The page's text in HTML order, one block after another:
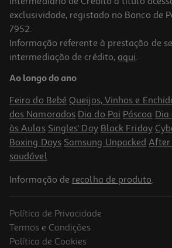
Livro Diário De Um Gato De Mayumi Nagano
15.93 €/un
PVP de editor
15,93 €
-10%
exclusividade, registado no Banco de
7952.
Informação referente à prestação de
intermediação de crédito, aqui.
Ao longo do ano
Feira do Bebé Queijos, Vinhos e
dos Namorados Dia do Pai Páscoa Dia
às Aulas Singles' Day Black Friday
Boxing Days Samsung Unpacked After
saudável
Informação de recolha de produto.
Política de Privacidade
Termos e Condições
Política de Cookies